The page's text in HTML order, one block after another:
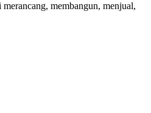
membangun, menjual,